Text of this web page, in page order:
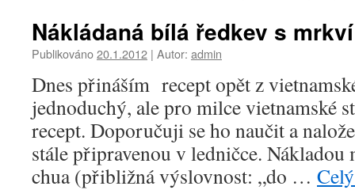
Nákládaná bílá ředkev s
Publikováno20.1.2012 | Autor: admin
Dnes přináším recept opět z
jednoduchý, ale pro milce vietnamské
recept. Doporučuji se ho naučit a
stále připravenou v ledničce.
chua (přibližná výslovnost: „do …